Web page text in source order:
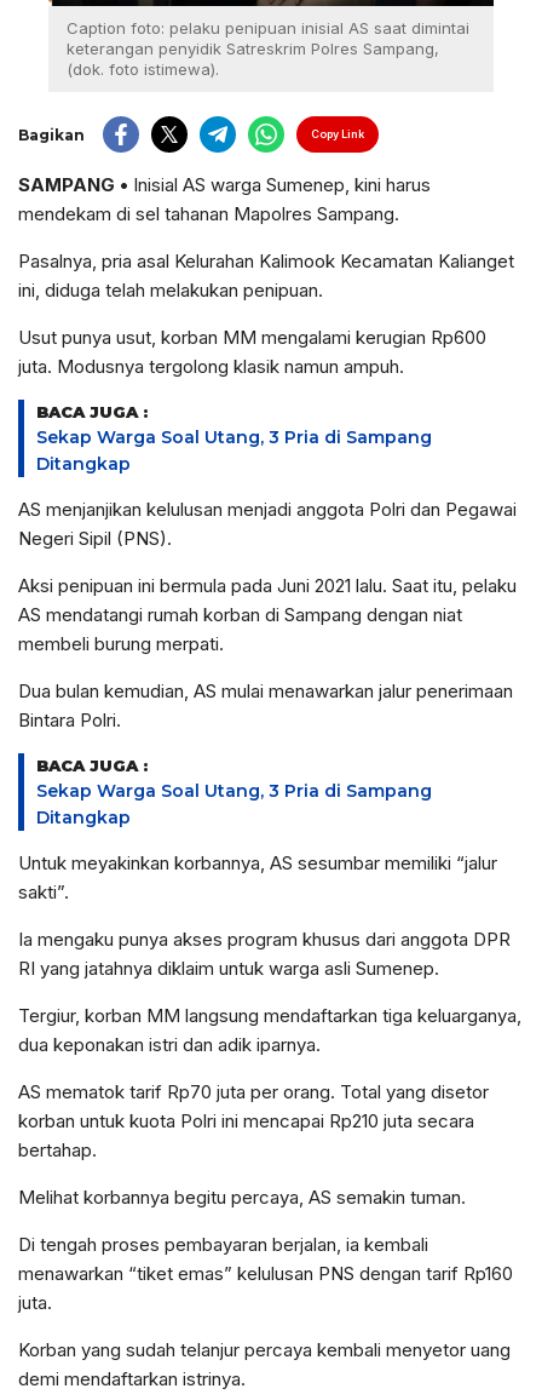
Caption foto: pelaku penipuan inisial AS saat dimintai
keterangan penyidik Satreskrim Polres Sampang,
(dok. foto istimewa).
Bagikan Copy Link
SAMPANG • Inisial AS warga Sumenep, kini harus
mendekam di sel tahanan Mapolres Sampang.
Pasalnya, pria asal Kelurahan Kalimook Kecamatan Kalianget
ini, diduga telah melakukan penipuan.
Usut punya usut, korban MM mengalami kerugian Rp600
juta. Modusnya tergolong klasik namun ampuh.
BACA JUGA :
Sekap Warga Soal Utang, 3 Pria di Sampang
Ditangkap
AS menjanjikan kelulusan menjadi anggota Polri dan Pegawai
Negeri Sipil (PNS).
Aksi penipuan ini bermula pada Juni 2021 lalu. Saat itu, pelaku
AS mendatangi rumah korban di Sampang dengan niat
membeli burung merpati.
Dua bulan kemudian, AS mulai menawarkan jalur penerimaan
Bintara Polri.
BACA JUGA :
Sekap Warga Soal Utang, 3 Pria di Sampang
Ditangkap
Untuk meyakinkan korbannya, AS sesumbar memiliki “jalur
sakti”.
Ia mengaku punya akses program khusus dari anggota DPR
RI yang jatahnya diklaim untuk warga asli Sumenep.
Tergiur, korban MM langsung mendaftarkan tiga keluarganya,
dua keponakan istri dan adik iparnya.
AS mematok tarif Rp70 juta per orang. Total yang disetor
korban untuk kuota Polri ini mencapai Rp210 juta secara
bertahap.
Melihat korbannya begitu percaya, AS semakin tuman.
Di tengah proses pembayaran berjalan, ia kembali
menawarkan “tiket emas” kelulusan PNS dengan tarif Rp160
juta.
Korban yang sudah telanjur percaya kembali menyetor uang
demi mendaftarkan istrinya.